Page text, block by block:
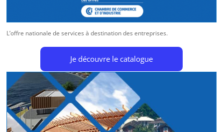
L’offre nationale de services à destination des entreprises.
Je découvre le catalogue